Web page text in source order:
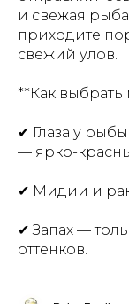
и свежая
приходите
свежий улов.
**Как
✔ Глаза у
— ярко-
✔ Мидии и
✔ Запах —
оттенков.